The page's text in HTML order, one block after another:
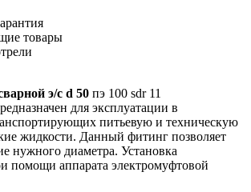
товары
э/с d 50 пэ 100 sdr 11
для эксплуатации в
питьевую и техническую
жидкости. Данный фитинг позволяет
нужного диаметра. Установка
помощи аппарата электромуфтовой